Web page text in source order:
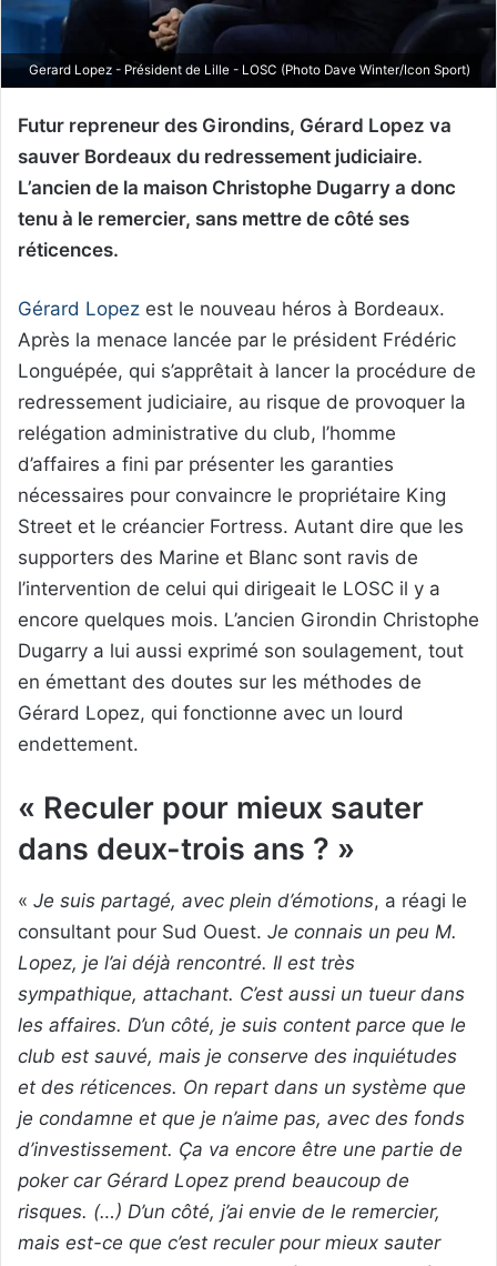
Gerard Lopez - Président de Lille - LOSC (Photo Dave Winter/Icon Sport)
Futur repreneur des Girondins, Gérard Lopez va
sauver Bordeaux du redressement judiciaire.
L’ancien de la maison Christophe Dugarry a donc
tenu à le remercier, sans mettre de côté ses
réticences.
Gérard Lopez est le nouveau héros à Bordeaux.
Après la menace lancée par le président Frédéric
Longuépée, qui s’apprêtait à lancer la procédure de
redressement judiciaire, au risque de provoquer la
relégation administrative du club, l’homme
d’affaires a fini par présenter les garanties
nécessaires pour convaincre le propriétaire King
Street et le créancier Fortress. Autant dire que les
supporters des Marine et Blanc sont ravis de
l’intervention de celui qui dirigeait le LOSC il y a
encore quelques mois. L’ancien Girondin Christophe
Dugarry a lui aussi exprimé son soulagement, tout
en émettant des doutes sur les méthodes de
Gérard Lopez, qui fonctionne avec un lourd
endettement.
« Reculer pour mieux sauter
dans deux-trois ans ? »
« Je suis partagé, avec plein d’émotions, a réagi le
consultant pour Sud Ouest. Je connais un peu M.
Lopez, je l’ai déjà rencontré. Il est très
sympathique, attachant. C’est aussi un tueur dans
les affaires. D’un côté, je suis content parce que le
club est sauvé, mais je conserve des inquiétudes
et des réticences. On repart dans un système que
je condamne et que je n’aime pas, avec des fonds
d’investissement. Ça va encore être une partie de
poker car Gérard Lopez prend beaucoup de
risques. (…) D’un côté, j’ai envie de le remercier,
mais est-ce que c’est reculer pour mieux sauter